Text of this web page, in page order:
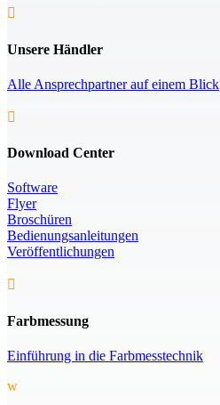

Unsere Händler
Alle Ansprechpartner auf einem Blick

Download Center
Software
Flyer
Broschüren
Bedienungsanleitungen
Veröffentlichungen

Farbmessung
Einführung in die Farbmesstechnik
w